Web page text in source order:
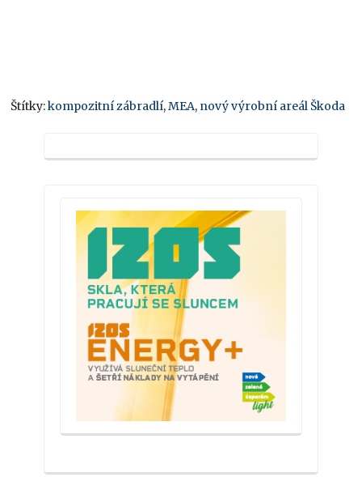
Štítky:kompozitní zábradlí,MEA, nový výrobní areál Škoda